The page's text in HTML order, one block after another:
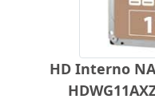
HD Interno